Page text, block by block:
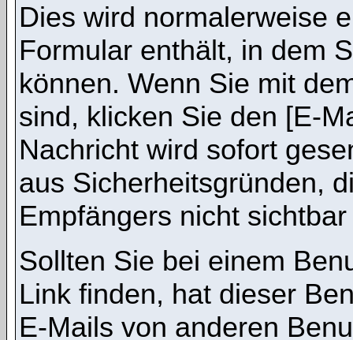
Dies wird normalerweise
Formular enthält, in dem
können. Wenn Sie mit
sind, klicken Sie den [E-
Nachricht wird sofort
aus Sicherheitsgründen,
Empfängers nicht
Sollten Sie bei einem
Link finden, hat dieser
E-Mails von anderen